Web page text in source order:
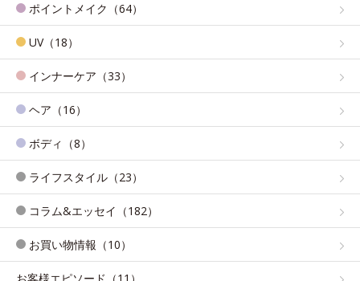
ポイントメイク（64）
UV（18）
インナーケア（33）
ヘア（16）
ボディ（8）
ライフスタイル（23）
コラム&エッセイ（182）
お買い物情報（10）